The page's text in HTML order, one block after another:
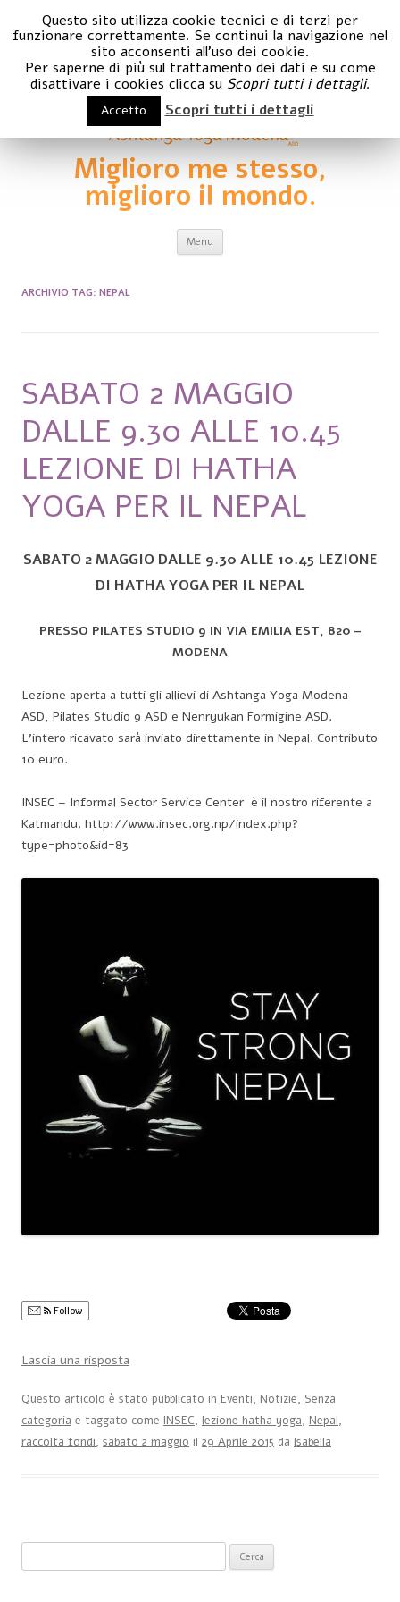
Miglioro me stesso,
miglioro il mondo.
Menu
ARCHIVIO TAG: NEPAL
SABATO 2 MAGGIO
DALLE 9.30 ALLE 10.45
LEZIONE DI HATHA
YOGA PER IL NEPAL
SABATO 2 MAGGIO DALLE 9.30 ALLE 10.45 LEZIONE
DI HATHA YOGA PER IL NEPAL
PRESSO PILATES STUDIO 9 IN VIA EMILIA EST, 820 –
MODENA
Lezione aperta a tutti gli allievi di Ashtanga Yoga Modena
ASD, Pilates Studio 9 ASD e Nenryukan Formigine ASD.
L’intero ricavato sarà inviato direttamente in Nepal. Contributo
10 euro.
INSEC – Informal Sector Service Center è il nostro riferente a
Katmandu. http://www.insec.org.np/index.php?
type=photo&id=83
Follow
Lascia una risposta
Questo articolo è stato pubblicato in Eventi, Notizie, Senza
categoria e taggato come INSEC, lezione hatha yoga, Nepal,
raccolta fondi, sabato 2 maggio il 29 Aprile 2015 da Isabella
Questo sito utilizza cookie tecnici e di terzi per
funzionare correttamente. Se continui la navigazione nel
sito acconsenti all'uso dei cookie.
Per saperne di più sul trattamento dei dati e su come
disattivare i cookies clicca su Scopri tutti i dettagli.
Accetto Scopri tutti i dettagli